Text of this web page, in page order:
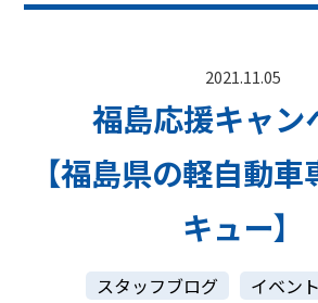
2021.11.05
福島応援キャン
【福島県の軽自動
キュー】
スタッフブログ イベン